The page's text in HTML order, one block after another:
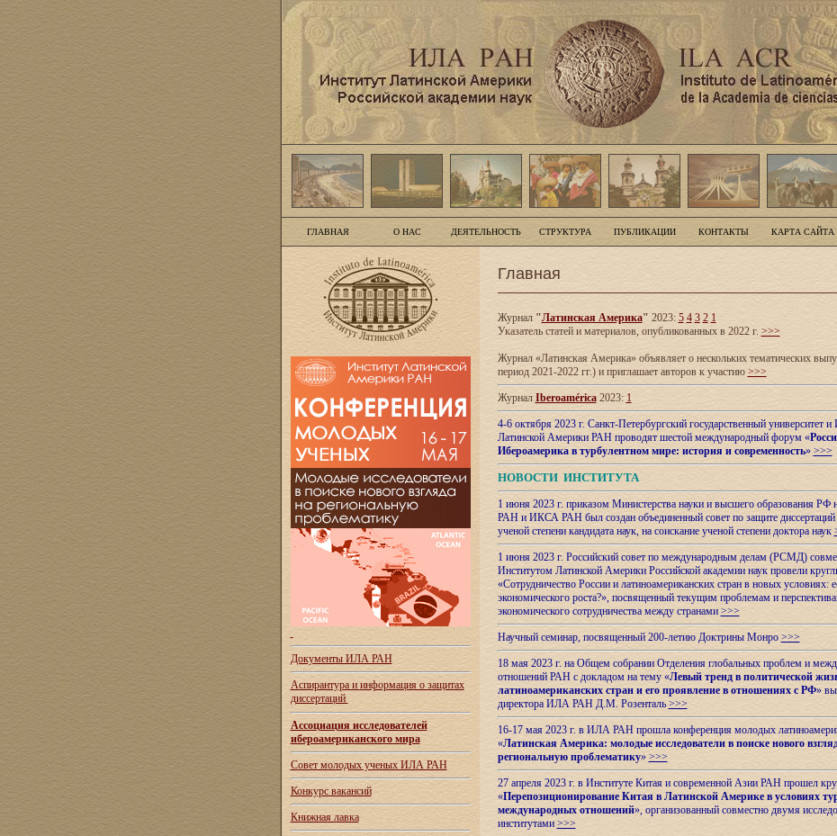
ГЛАВНАЯ О НАС ДЕЯТЕЛЬНОСТЬ СТРУКТУРА ПУБЛИКАЦИИ КОНТАКТЫ КАРТА САЙТА
Документы ИЛА РАН
Аспирантура и информация о защитах
диссертаций
Ассоциация исследователей
ибероамериканского мира
Совет молодых ученых ИЛА РАН
Конкурс вакансий
Книжная лавка
Главная
Журнал"Латинская Америка" 2023: 5 4 3 2 1
Указатель статей и материалов, опубликованных в 2022 г. >>>
Журнал «Латинская Америка» объявляет о нескольких тематических
период 2021-2022 гг.) и приглашает авторов к участию >>>
Журнал Iberoamérica2023: 1
4-6 октября 2023 г. Санкт-Петербургский государственный университет и
Латинской Америки РАН проводят шестой международный форум «
Ибероамерика в турбулентном мире: история и современность» >>>
НОВОСТИ ИНСТИТУТА
1 июня 2023 г. приказом Министерства науки и высшего образования РФ
РАН и ИКСА РАН был создан объединенный совет по защите диссертаций
ученой степени кандидата наук, на соискание ученой степени доктора наук
1 июня 2023 г. Российский совет по международным делам (РСМД)
Институтом Латинской Америки Российской академии наук провели
«Сотрудничество России и латиноамериканских стран в новых условиях:
экономического роста?», посвященный текущим проблемам и
экономического сотрудничества между странами >>>
Научный семинар, посвященный 200-летию Доктрины Монро>>>
18 мая 2023 г. на Общем собрании Отделения глобальных проблем и
отношений РАН с докладом на тему «Левый тренд в политической
латиноамериканских стран и его проявление в отношениях с РФ»
директора ИЛА РАН Д.М. Розенталь >>>
16-17 мая 2023 г. в ИЛА РАН прошла конференция молодых
«Латинская Америка: молодые исследователи в поиске нового
региональную проблематику» >>>
27 апреля 2023 г. в Институте Китая и современной Азии РАН прошел
«Перепозиционирование Китая в ЛатинскойАмерике в условиях
международных отношений», организованный совместно двумя
институтами >>>